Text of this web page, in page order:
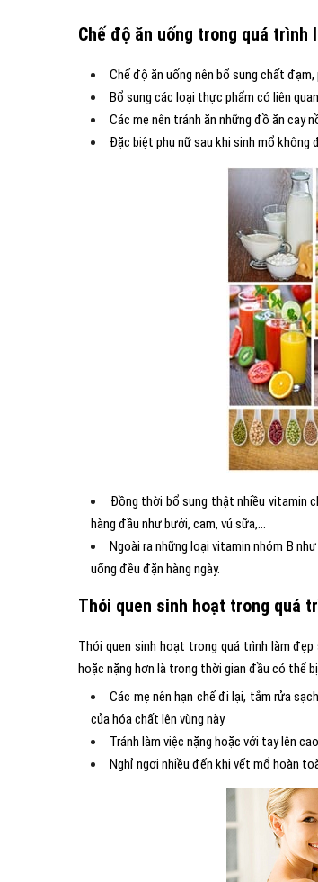
Chế độ ăn uống trong quá trình
Chế độ ăn uống nên bổ sung chất
Bổ sung các loại thực phẩm có liên
Các mẹ nên tránh ăn những đồ ăn cay
Đặc biệt phụ nữ sau khi sinh mổ không
Đồng thời bổ sung thật nhiều vitamin
hàng đầu như bưởi, cam, vú sữa,…
Ngoài ra những loại vitamin nhóm B
uống đều đặn hàng ngày.
Thói quen sinh hoạt trong quá
Thói quen sinh hoạt trong quá trình làm
hoặc nặng hơn là trong thời gian đầu có thể
Các mẹ nên hạn chế đi lại, tắm rửa
của hóa chất lên vùng này
Tránh làm việc nặng hoặc với tay lên cao
Nghỉ ngơi nhiều đến khi vết mổ hoàn